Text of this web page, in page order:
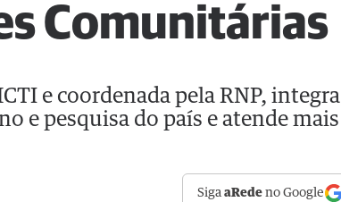
Comunitárias
e coordenada pela RNP, integra
e pesquisa do país e atende mais
SigaaRede no Google